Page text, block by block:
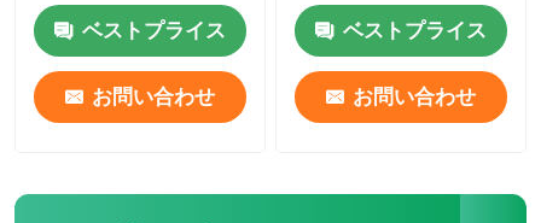
ベストプライス
お問い合わせ
ベストプライス
お問い合わせ